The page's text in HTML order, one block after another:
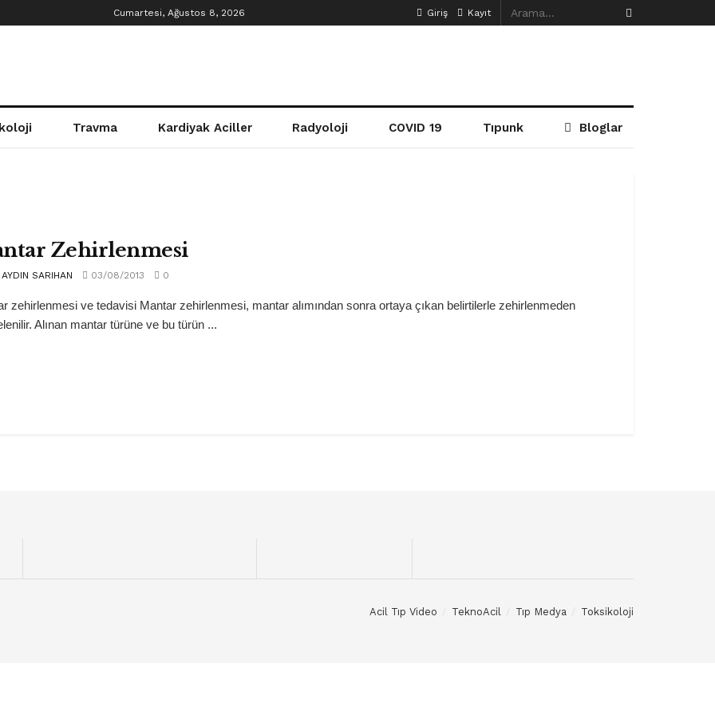
Cumartesi, Ağustos 8, 2026 Giriş Kayıt
Travma Kardiyak Aciller Radyoloji COVID 19 Tıpunk Bloglar
Zehirlenmesi
AYDIN SARIHAN 03/08/2013 0
zehirlenmesi ve tedavisi Mantar zehirlenmesi, mantar alımından sonra ortaya çıkan belirtilerle zehirlenmeden
Alınan mantar türüne ve bu türün ...
Acil Tıp Video TeknoAcil Tıp Medya Toksikoloji